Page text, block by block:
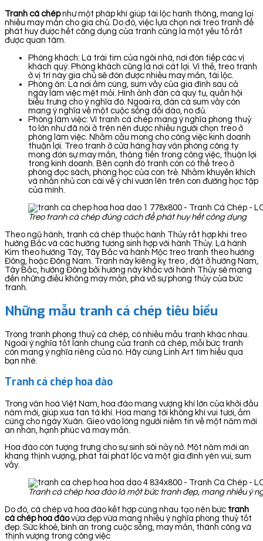
Tranh cá chépnhư một pháp khí giúp tài lộc hanh thông, mang lại
nhiều may mắn cho gia chủ. Do đó, việc lựa chọn nơi treo tranh để
phát huy được hết công dụng của tranh cũng là một yếu tố rất
được quan tâm.
Phòng khách: Là trái tim của ngôi nhà, nơi đón tiếp các vị
khách quý. Phòng khách cũng là nơi cát lợi. Vì thế, treo tranh
ở vị trí này gia chủ sẽ đón được nhiều may mắn, tài lộc.
Phòng ăn: Là nơi ấm cúng, sum vầy của gia đình sau cả
ngày làm việc mệt mỏi. Hình ảnh đàn cá quy tụ, quần hội
biểu trưng cho ý nghĩa đó. Ngoài ra, đàn cá sum vầy còn
mang ý nghĩa về một cuộc sống dồi dào, no đủ.
Phòng làm việc: Vì tranh cá chép mang ý nghĩa phong thuỷ
to lớn như đã nói ở trên nên được nhiều người chọn treo ở
phòng làm việc. Nhằm cầu mong cho công việc kinh doanh
thuận lợi. Treo tranh ở cửa hàng hay văn phòng công ty
mong đón sự may mắn, thăng tiến trong công việc, thuận lợi
trong kinh doanh. Bên cạnh đó tranh còn có thể treo ở
phòng đọc sách, phòng học của con trẻ. Nhằm khuyến khích
và nhắn nhủ con cái về ý chí vươn lên trên con đường học tập
của mình.
Treo tranh cá chép đúng cách để phát huy hết công dụng
Theo ngũ hành, tranh cá chép thuộc hành Thủy rất hợp khi treo
hướng Bắc và các hướng tương sinh hợp với hành Thủy. Là hành
Kim theo hướng Tây, Tây Bắc và hành Mộc treo tranh theo hướng
Đông, hoặc Đông Nam. Tranh này kiêng kỵ treo , đặt ở hướng Nam,
Tây Bắc, hướng Đông bởi hướng này khắc với hành Thủy sẽ mang
đến những điều không may mắn, phá vỡ sự phong thủy của bức
tranh.
Những mẫu tranh cá chép tiêu biểu
Trong tranh phong thuỷ cá chép, có nhiều mẫu tranh khác nhau.
Ngoài ý nghĩa tốt lành chung của tranh cá chép, mỗi bức tranh
còn mang ý nghĩa riêng của nó. Hãy cùng Linh Art tìm hiểu qua
bạn nhé.
Tranh cá chép hoa đào
Trong văn hoá Việt Nam, hoa đào mang vượng khí lớn của khởi đầu
năm mới, giúp xua tan tà khí. Hoa mang tới không khí vui tươi, ấm
cúng cho ngày Xuân. Gieo vào lòng người niềm tin về một năm mới
an nhàn, hạnh phúc và may mắn.
Hoa đào còn tượng trưng cho sự sinh sôi nảy nở. Một năm mới an
khang thịnh vượng, phát tài phát lộc và một gia đình yên vui, sum
vầy.
Tranh cá chép hoa đào là một bức tranh đẹp, mang nhiều ý
Do đó, cá chép và hoa đào kết hợp cùng nhau tạo nên bức tranh
cá chép hoa đàovừa đẹp vừa mang nhiều ý nghĩa phong thuỷ tốt
đẹp. Sức khoẻ, bình an trong cuộc sống, may mắn, thành công và
thịnh vượng trong công việc